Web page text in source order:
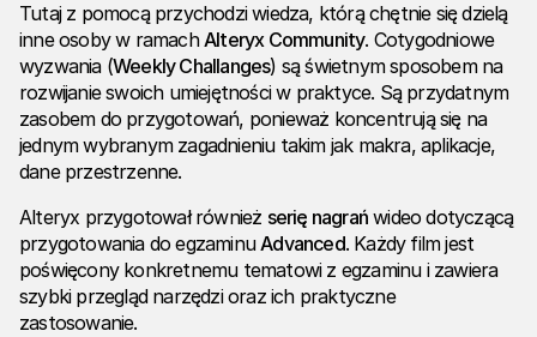
Tutaj z pomocą przychodzi wiedza, którą chętnie się dzielą
inne osoby w ramachAlteryx Community. Cotygodniowe
wyzwania (Weekly Challanges) są świetnym sposobem na
rozwijanie swoich umiejętności w praktyce. Są przydatnym
zasobem do przygotowań, ponieważ koncentrują się na
jednym wybranym zagadnieniu takim jak makra, aplikacje,
dane przestrzenne.
Alteryx przygotował również serię nagrań wideo dotyczącą
przygotowania do egzaminuAdvanced. Każdy film jest
poświęcony konkretnemu tematowi z egzaminu i zawiera
szybki przegląd narzędzi oraz ich praktyczne
zastosowanie.